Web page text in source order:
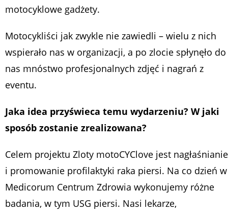
motocyklowe gadżety.
Motocykliści jak zwykle nie zawiedli – wielu z nich
wspierało nas w organizacji, a po zlocie spłynęło do
nas mnóstwo profesjonalnych zdjęć i nagrań z
eventu.
Jaka idea przyświeca temu wydarzeniu? W jaki
sposób zostanie zrealizowana?
Celem projektu Zloty motoCYClove jest nagłaśnianie
i promowanie profilaktyki raka piersi. Na co dzień w
Medicorum Centrum Zdrowia wykonujemy różne
badania, w tym USG piersi. Nasi lekarze,